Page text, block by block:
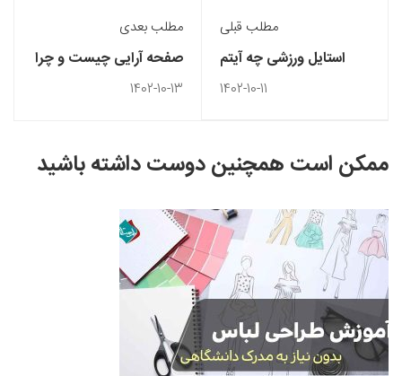
مطلب قبلی
استایل ورزشی چه آیتم
های ضروری دارد؟
1402-10-11
مطلب بعدی
صفحه آرایی چیست و چرا
اهمیت دارد؟
1402-10-13
ممکن است همچنین دوست داشته باشید